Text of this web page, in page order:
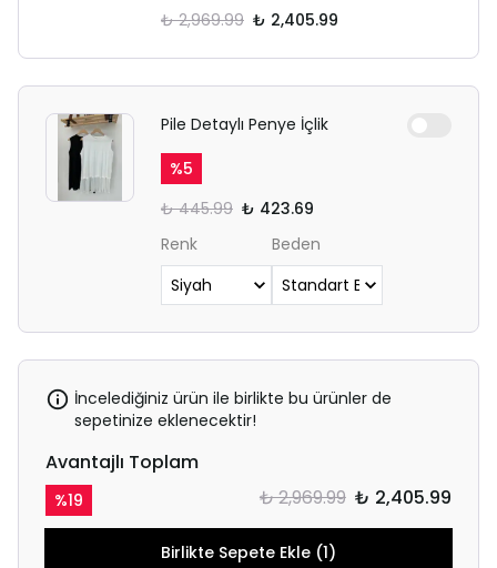
₺ 2,969.99 ₺ 2,405.99
Pile Detaylı Penye İçlik
%5
₺ 445.99 ₺ 423.69
Renk
Beden
İncelediğiniz ürün ile birlikte bu ürünler de
sepetinize eklenecektir!
Avantajlı Toplam
%19 ₺ 2,969.99 ₺ 2,405.99
Birlikte Sepete Ekle (1)